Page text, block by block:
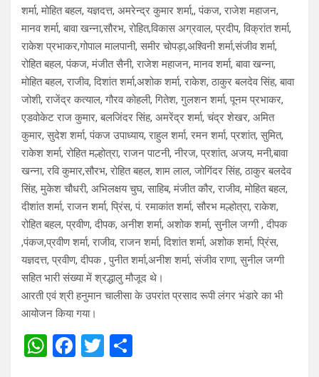
शर्मा, मोहित बहल, यज्ञदत्त, अमरेन्द्र कुमार शर्मा,, पंकज, राजेश महाजन,
मानव शर्मा, बावा खन्ना,सौरभ, रोहित,विकास अग्रवाल, प्रदीप, विक्रांत शर्मा,
राकेश प्रभाकर,गोपाल मालपानी, समीर चोपड़ा,अश्विनी शर्मा,संजीव शर्मा,
रोहित बहल, पंकज, मंजीत सैनी, राजेश महाजन, मानव शर्मा, बावा खन्ना,
मोहित बहल, राजीव, दिशांत शर्मा,अशोक शर्मा, राकेश, ठाकुर बलदेव सिंह, बावा
जोशी, राजेंद्र कत्याल, गौरव कोहली, गितेश, गुलशन शर्मा, पूनम प्रभाकर,
एडवोकेट राज कुमार, बलजिंदर सिंह, अमरेंद्र शर्मा, चंद्र शेखर, अमित
कुमार, सुदेश शर्मा, पंकज उपाध्याय, राहुल शर्मा, रमन शर्मा, प्रशांत, सुमित,
राकेश शर्मा, रोहित मल्होत्रा, राजन पाटनी, नीरज, प्रशांत, अजय, मनी,बावा
खन्ना, रवि कुमार,सौरभ, रोहित बहल, शाम लाल, जोगिंदर सिंह, ठाकुर बलदेव
सिंह, मुकेश चौधरी, अभिलक्षय चुघ, साहिब, मंजीत कौर, राजीव, मोहित बहल,
दीशांत शर्मा, राजन शर्मा, प्रिंस, पं. रमाकांत शर्मा, सौरभ मल्होत्रा, राकेश,
रोहित बहल, प्रवीण, दीपक, अनीश शर्मा, अशोक शर्मा, सुनील जग्गी , दीपक
,पंकज,प्रवीण शर्मा, राजीव, राजन शर्मा, दिशांत शर्मा, अशोक शर्मा, प्रिंस,
यज्ञदत्त, प्रवीण, दीपक , पुनीत शर्मा,अनीश शर्मा, संजीव राणा, सुनील जग्गी
सहित भारी संख्या में श्रद्धालु मौजूद थे।
आरती एवं श्री हनुमान चालीसा के उपरांत प्रसाद रूपी लंगर भंडारे का भी
आयोजन किया गया।
W F
T